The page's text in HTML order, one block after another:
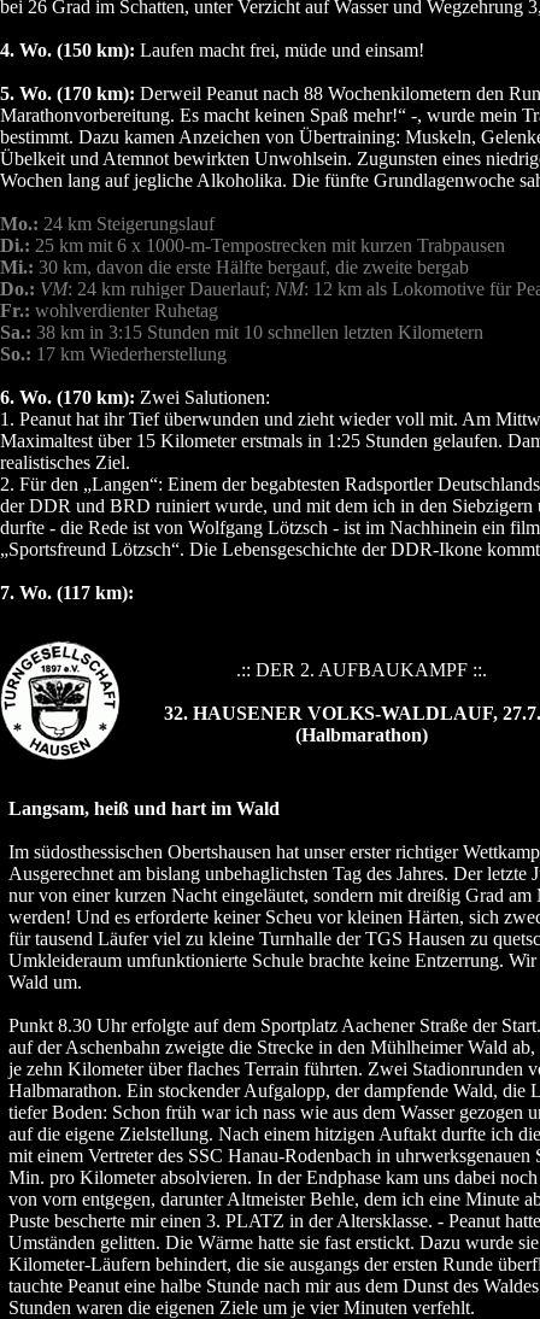
bei 26 Grad im Schatten, unter Verzicht auf Wasser und Wegzehrung
4. Wo. (150 km): Laufen macht frei, müde und einsam!
5. Wo. (170 km): Derweil Peanut nach 88 Wochenkilometern den
Marathonvorbereitung. Es macht keinen Spaß mehr!“ -, wurde mein
bestimmt. Dazu kamen Anzeichen von Übertraining: Muskeln,
Übelkeit und Atemnot bewirkten Unwohlsein. Zugunsten eines
Wochen lang auf jegliche Alkoholika. Die fünfte Grundlagenwoche
Mo.: 24 km Steigerungslauf
Di.: 25 km mit 6 x 1000-m-Tempostrecken mit kurzen Trabpausen
Mi.: 30 km, davon die erste Hälfte bergauf, die zweite bergab
Do.: VM: 24 km ruhiger Dauerlauf; NM: 12 km als Lokomotive für
Fr.: wohlverdienter Ruhetag
Sa.: 38 km in 3:15 Stunden mit 10 schnellen letzten Kilometern
So.: 17 km Wiederherstellung
6. Wo. (170 km): Zwei Salutionen:
1. Peanut hat ihr Tief überwunden und zieht wieder voll mit. Am
Maximaltest über 15 Kilometer erstmals in 1:25 Stunden gelaufen.
realistisches Ziel.
2. Für den „Langen“: Einem der begabtesten Radsportler
der DDR und BRD ruiniert wurde, und mit dem ich in den Siebzigern
durfte - die Rede ist von Wolfgang Lötzsch - ist im Nachhinein ein
„Sportsfreund Lötzsch“. Die Lebensgeschichte der DDR-Ikone
7. Wo. (117 km):
.:: DER 2. AUFBAUKAMPF ::.
32. HAUSENER VOLKS-WALDLAUF,
(Halbmarathon)
Langsam, heiß und hart im Wald
Im südosthessischen Obertshausen hat unser erster richtiger
Ausgerechnet am bislang unbehaglichsten Tag des Jahres. Der letzte
nur von einer kurzen Nacht eingeläutet, sondern mit dreißig Grad am
werden! Und es erforderte keiner Scheu vor kleinen Härten, sich
für tausend Läufer viel zu kleine Turnhalle der TGS Hausen zu
Umkleideraum umfunktionierte Schule brachte keine Entzerrung.
Wald um.
Punkt 8.30 Uhr erfolgte auf dem Sportplatz Aachener Straße der
auf der Aschenbahn zweigte die Strecke in den Mühlheimer Wald
je zehn Kilometer über flaches Terrain führten. Zwei Stadionrunden
Halbmarathon. Ein stockender Aufgalopp, der dampfende Wald, die
tiefer Boden: Schon früh war ich nass wie aus dem Wasser gezogen
auf die eigene Zielstellung. Nach einem hitzigen Auftakt durfte ich
mit einem Vertreter des SSC Hanau-Rodenbach in uhrwerksgenauen
Min. pro Kilometer absolvieren. In der Endphase kam uns dabei
von vorn entgegen, darunter Altmeister Behle, dem ich eine Minute
Puste bescherte mir einen 3. PLATZ in der Altersklasse. - Peanut
Umständen gelitten. Die Wärme hatte sie fast erstickt. Dazu wurde
Kilometer-Läufern behindert, die sie ausgangs der ersten Runde
tauchte Peanut eine halbe Stunde nach mir aus dem Dunst des
Stunden waren die eigenen Ziele um je vier Minuten verfehlt.